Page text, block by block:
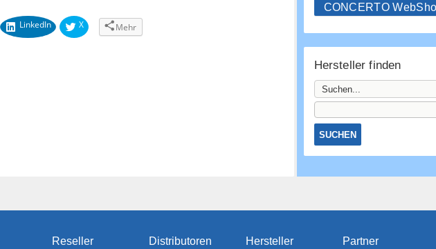
LinkedIn X Mehr
CONCERTO
Hersteller finden
Reseller Distributoren Hersteller Partner